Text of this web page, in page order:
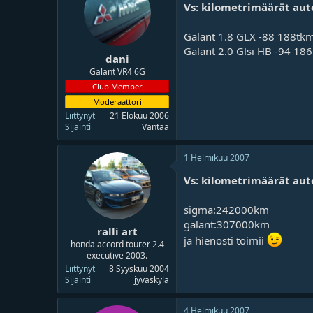
dani
Galant VR4 6G
Club Member
Moderaattori
Liittynyt
21 Elokuu 2006
Sijainti
Vantaa
Vs: kilometrimäärät
Galant 1.8 GLX -88
Galant 2.0 Glsi HB -94
ralli art
honda accord tourer 2.4
executive 2003.
Liittynyt
8 Syyskuu 2004
Sijainti
jyväskylä
1 Helmikuu 2007
Vs: kilometrimäärät
sigma:242000km
galant:307000km
ja hienosti toimii
4 Helmikuu 2007